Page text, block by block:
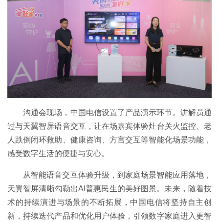
沟通会现场，中国电信设置了产品演示环节。讲解员通
过与天翼智屏语音交互，让在场嘉宾体验灶台关火监控、老
人跌倒闭环救助、健康咨询、方言交互等智能化场景功能，
感受数字生活的便捷与安心。
从智能语音交互体验升级，到家庭场景智能应用落地，
天翼智屏清晰勾勒出AI普惠民生的美好图景。未来，随着技
术的持续演进与场景的不断拓展，中国电信将坚持自主创
新，持续迭代产品和优化用户体验，引领数字家庭进入更智